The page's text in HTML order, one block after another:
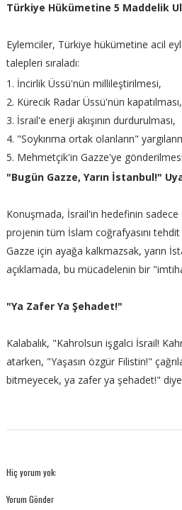
Türkiye Hükümetine 5 Maddelik
Eylemciler, Türkiye hükümetine acil
talepleri sıraladı:
İncirlik Üssü'nün millileştirilmesi,
Kürecik Radar Üssü'nün kapatılması,
İsrail'e enerji akışının durdurulması,
"Soykırıma ortak olanların"
Mehmetçik'in Gazze'ye
"Bugün Gazze, Yarın İstanbul!"
Konuşmada, İsrail'in hedefinin sadece
projenin tüm İslam coğrafyasını
Gazze için ayağa kalkmazsak, yarın
açıklamada, bu mücadelenin bir
"Ya Zafer Ya Şehadet!"
Kalabalık, "Kahrolsun işgalci İsrail!
atarken, "Yaşasın özgür Filistin!"
bitmeyecek, ya zafer ya şehadet!"
Hiç yorum yok:
Yorum Gönder